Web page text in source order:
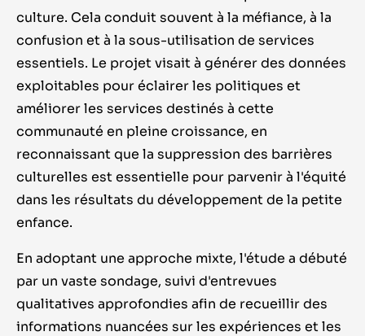
culture. Cela conduit souvent à la méfiance, à la
confusion et à la sous-utilisation de services
essentiels. Le projet visait à générer des données
exploitables pour éclairer les politiques et
améliorer les services destinés à cette
communauté en pleine croissance, en
reconnaissant que la suppression des barrières
culturelles est essentielle pour parvenir à l'équité
dans les résultats du développement de la petite
enfance.
En adoptant une approche mixte, l'étude a débuté
par un vaste sondage, suivi d'entrevues
qualitatives approfondies afin de recueillir des
informations nuancées sur les expériences et les